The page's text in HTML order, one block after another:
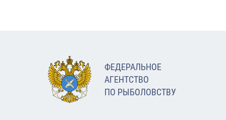
ФЕДЕРАЛЬНОЕ
АГЕНТСТВО
ПО РЫБОЛОВСТВУ